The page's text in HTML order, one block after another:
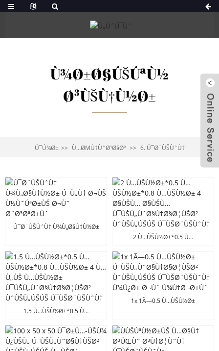
Ù¾Ø±Ø§ÚŠÚªÙ½
Ø³ÙŠÙ†Ù½Ø±
Ú¯Ú¾Ø± Ù…ØΜÙ†ÙˆØ¹Ø§Øª 6. Ú¯Ø¨ÙŠÙˆÙ†
Ú¯Ø¨ÙŠÙˆÙ† Ù¾Ù„Ø§Ù†Ù½Ø±
2 Ù…ÙŠÙ½Ø±*0.5 Ù…
Ø§ÙŠÙ… Ø§ÙŠÙ…
Ú¯ÙŠÙ„ÙˆØ§Ù†Ø§Ø¦ÙŠØ²
ÙˆÙŠÙ„ÚŠÚŠ Ú¯ÙŠØ¨ÙŠÙˆÙ†
1.5 Ù…ÙŠÙ½Ø±*0.5 Ù…
Ù„ÙŠ Ù…ÙŠÙ½Ø±
Ú¯ÙŠÙ„ÙˆØ§Ù†Ø§Ø¦ÙŠØ²
ÙˆÙŠÙ„ÚŠÚŠ Ú¯ÙŠØ¨ÙŠÙˆÙ†
1x 1Ã—0.5 Ù…ÙŠÙ½Ø±
Ù¾Ù¿Ø± Ø¬Ùˆ Ù¾Ù†Ø¬Ø±Ùˆ